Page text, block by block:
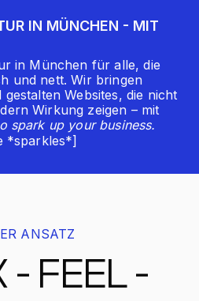
IN MÜNCHEN - MIT
in München für alle, die
und nett. Wir bringen
Websites, die nicht
Wirkung zeigen – mit
spark up your business.
*sparkles*]
ANSATZ
- FEEL-